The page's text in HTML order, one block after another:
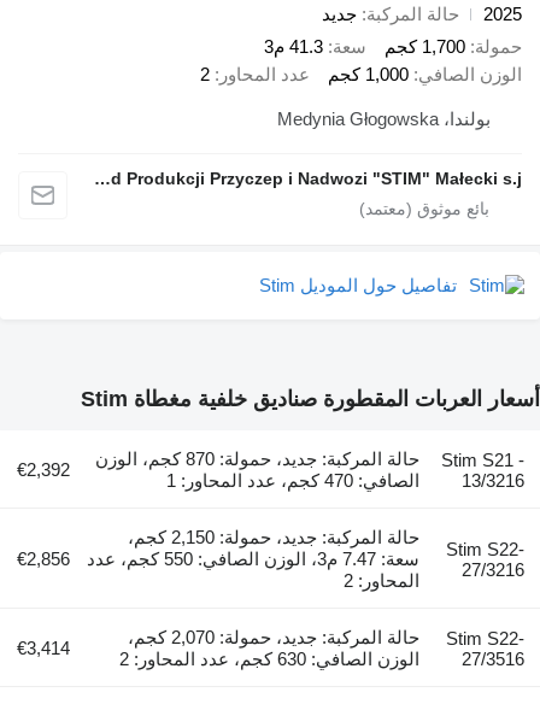
2025
حالة المركبة جديد
حمولة 1,700 كجم سعة 41.3 م3
الوزن الصافي 1,000 كجم عدد المحاور 2
بولندا، Medynia Głogowska
Zakład Produkcji Przyczep i Nadwozi "STIM" Małecki s.j.
تفاصيل حول الموديل Stim
أسعار العربات المقطورة صناديق خلفية مغطاة Stim
Stim S21 -
13/3216
حالة المركبة: جديد، حمولة: 870 كجم، الوزن
الصافي: 470 كجم، عدد المحاور: 1
€2,392
Stim S22-
27/3216
حالة المركبة: جديد، حمولة: 2,150 كجم،
سعة: 7.47 م3، الوزن الصافي: 550 كجم، عدد
المحاور: 2
€2,856
Stim S22-
27/3516
حالة المركبة: جديد، حمولة: 2,070 كجم،
الوزن الصافي: 630 كجم، عدد المحاور: 2
€3,414